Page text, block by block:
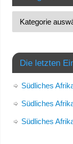
Die letzten
Südliches
Südliches
Südliches